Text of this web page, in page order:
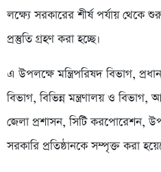
লক্ষ্যে সরকারের শীর্ষ পর্যায় থেকে
প্রস্তুতি গ্রহণ করা হচ্ছে।
এ উপলক্ষে মন্ত্রিপরিষদ বিভাগ,
বিভাগ, বিভিন্ন মন্ত্রণালয় ও বিভাগ,
জেলা প্রশাসন, সিটি করপোরেশন,
সরকারি প্রতিষ্ঠানকে সম্পৃক্ত করা